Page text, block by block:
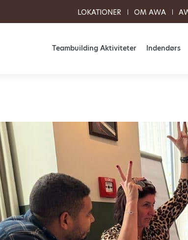
LOKATIONER OM AWA
Teambuilding Aktiviteter Indendørs